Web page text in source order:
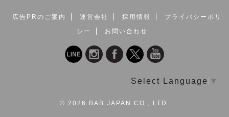
広告PRのご案内 運営会社 採用情報
プライバシーポリ
シー
お問い合わせ
Select Language ▼
© 2026 BAB JAPAN CO., LTD.